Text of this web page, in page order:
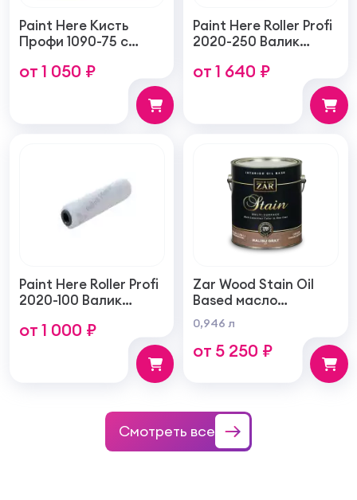
Paint Here Кисть
Профи 1090-75 с
щетиной плоская
от 1 050 ₽
Paint Here Roller Profi
2020-250 Валик
тонкую гладкую
структуру покрытия
от 1 640 ₽
Paint Here Roller Profi
2020-100 Валик
тонкую гладкую
структуру покрытия
от 1 000 ₽
Zar Wood Stain Oil
Based масло
тонирующая по
дереву
0,946 л
от 5 250 ₽
Смотреть все